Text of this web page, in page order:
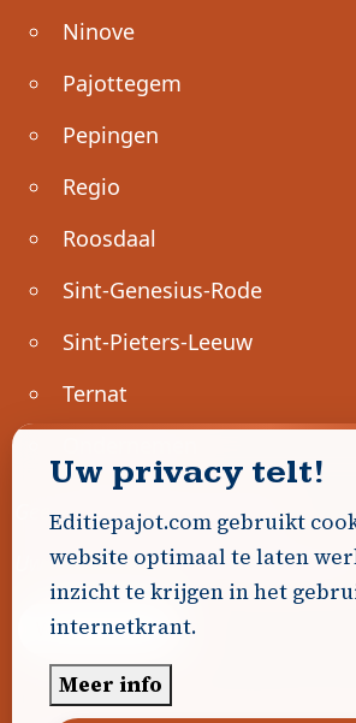
Ninove
Pajottegem
Pepingen
Regio
Roosdaal
Sint-Genesius-Rode
Sint-Pieters-Leeuw
Ternat
Geen advertenties gevonden.
Uw advertentie hier? Contacteer
Word Partner!
Uw privacy telt!
Editiepajot.com gebruikt
website optimaal te laten
inzicht te krijgen in het
internetkrant.
Meer info